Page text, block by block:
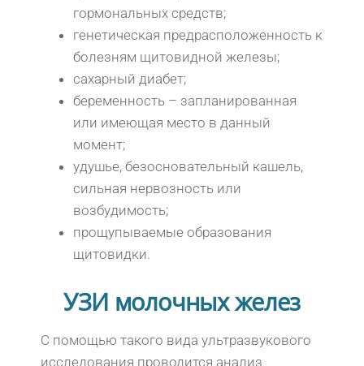
гормональных средств;
генетическая предрасположенность к
болезням щитовидной железы;
сахарный диабет;
беременность – запланированная
или имеющая место в данный
момент;
удушье, безосновательный кашель,
сильная нервозность или
возбудимость;
прощупываемые образования
щитовидки.
УЗИ молочных желез
С помощью такого вида ультразвукового
исследования проводится анализ